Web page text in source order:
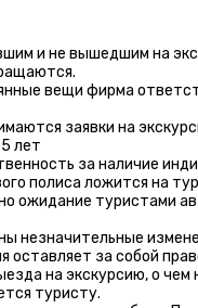
и не вышедшим на
вещи фирма
заявки на
лет
за наличие
полиса ложится на
ожидание туристами
незначительные
оставляет за собой
на экскурсию, о чем
туристу.